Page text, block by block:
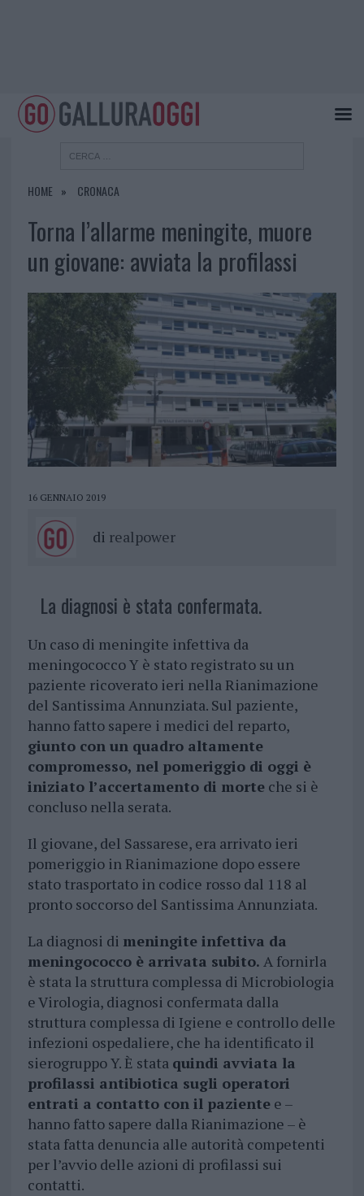
HOME CRONACA
Torna l’allarme meningite, muore
un giovane: avviata la profilassi
16 GENNAIO 2019
di realpower
La diagnosi è stata confermata.
Un caso di meningite infettiva da
meningococco Y è stato registrato su un
paziente ricoverato ieri nella Rianimazione
del Santissima Annunziata. Sul paziente,
hanno fatto sapere i medici del reparto,
giunto con un quadro altamente
compromesso, nel pomeriggio di oggi è
iniziato l’accertamento di morteche si è
concluso nella serata.
Il giovane, del Sassarese, era arrivato ieri
pomeriggio in Rianimazione dopo essere
stato trasportato in codice rosso dal 118 al
pronto soccorso del Santissima Annunziata.
La diagnosi di meningite infettiva da
meningococco è arrivata subito. A fornirla
è stata la struttura complessa di Microbiologia
e Virologia, diagnosi confermata dalla
struttura complessa di Igiene e controllo delle
infezioni ospedaliere, che ha identificato il
sierogruppo Y. È stata quindi avviata la
profilassi antibiotica sugli operatori
entrati a contatto con il pazientee –
hanno fatto sapere dalla Rianimazione – è
stata fatta denuncia alle autorità competenti
per l’avvio delle azioni di profilassi sui
contatti.